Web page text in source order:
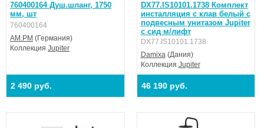
760400164 Душ.шланг, 1750
мм, шт
760400164
AM.PM (Германия)
Коллекция Jupiter
2 490 руб.
DX77.IS10101.1738 Комплект
инсталляция с клав белый с
подвесным унитазом Jupiter
с сид м/лифт
DX77.IS10101.1738
Damixa(Дания)
Коллекция Jupiter
46 190 руб.